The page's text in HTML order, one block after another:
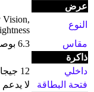
عرض
النوع
Vision,
مقاس
6.3 بوصة 1206×2622 بكسل
ذاكرة
داخلي
12 جيجا بايت رام 256 جيجا بايت
فتحة البطاقة
لا يدعم